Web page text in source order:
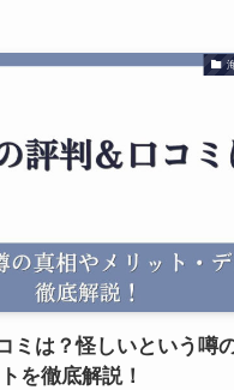
ミは？怪しいという噂
を徹底解説！